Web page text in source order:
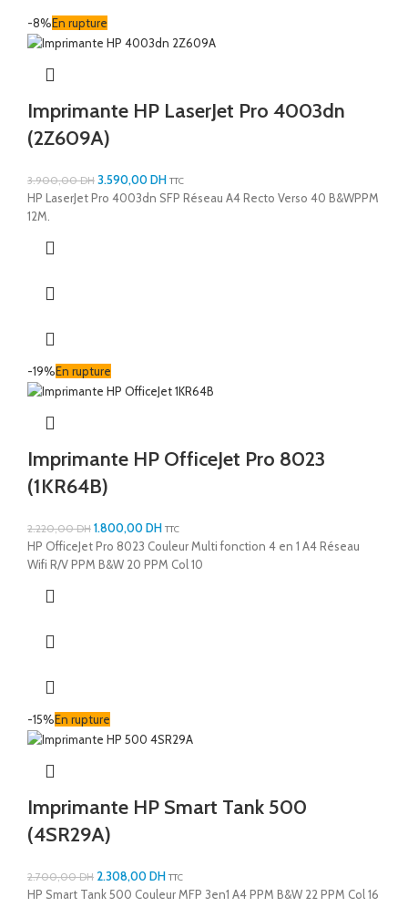
-8%En rupture
Imprimante HP LaserJet Pro 4003dn
(2Z609A)
3.900,00DH 3.590,00DH TTC
HP LaserJet Pro 4003dn SFP Réseau A4 Recto Verso 40 B&WPPM
12M.
-19%En rupture
Imprimante HP OfficeJet Pro 8023
(1KR64B)
2.220,00DH 1.800,00DH TTC
HP OfficeJet Pro 8023 Couleur Multi fonction 4 en 1 A4 Réseau
Wifi R/V PPM B&W 20 PPM Col 10
-15%En rupture
Imprimante HP Smart Tank 500
(4SR29A)
2.700,00DH 2.308,00DH TTC
HP Smart Tank 500 Couleur MFP 3en1 A4 PPM B&W 22 PPM Col 16